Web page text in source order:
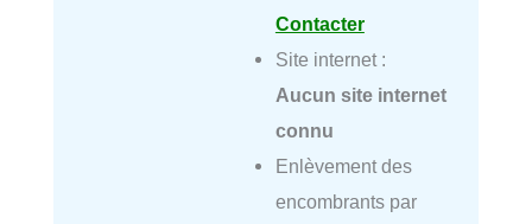
Contacter
Site internet :
Aucun site internet
connu
Enlèvement des
encombrants par